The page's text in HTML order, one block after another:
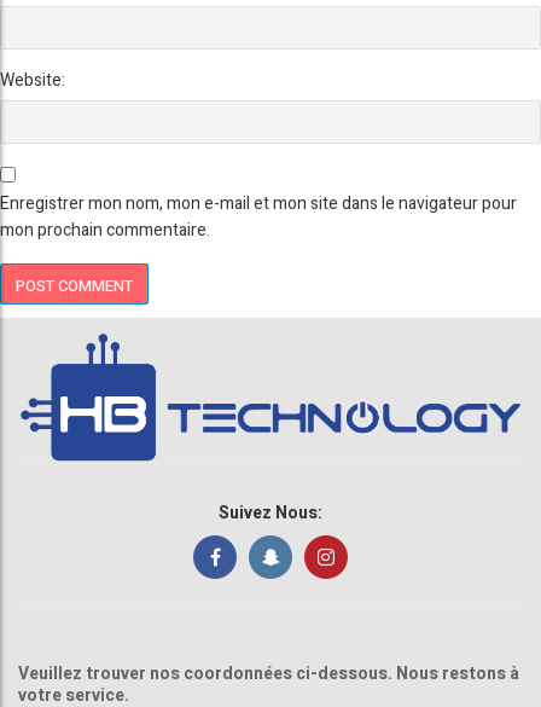
Website:
Enregistrer mon nom, mon e-mail et mon site dans le navigateur pour
mon prochain commentaire.
Suivez Nous:
Veuillez trouver nos coordonnées ci-dessous. Nous restons à
votre service.